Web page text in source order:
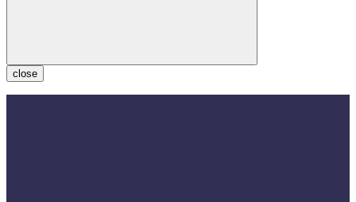
close